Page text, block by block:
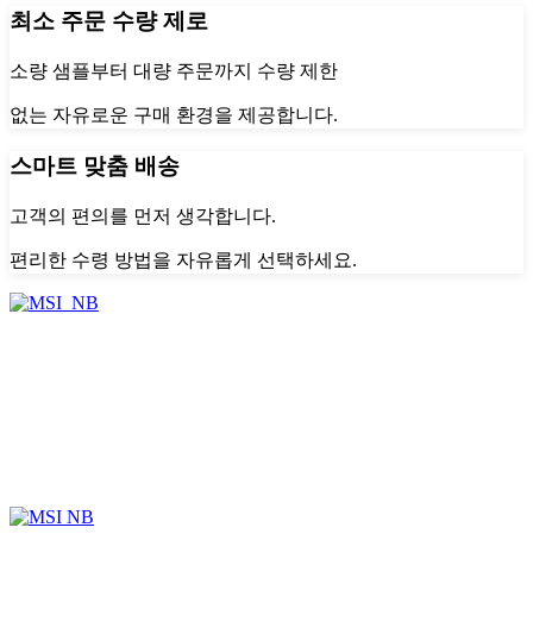
최소 주문 수량 제로
소량 샘플부터 대량 주문까지 수량 제한
없는 자유로운 구매 환경을 제공합니다.
스마트 맞춤 배송
고객의 편의를 먼저 생각합니다.
편리한 수령 방법을 자유롭게 선택하세요.